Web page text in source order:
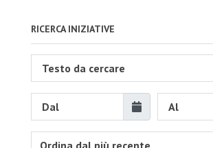
RICERCA INIZIATIVE